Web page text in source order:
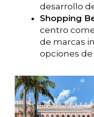
desarrollo
Shopping
centro
de marcas
opciones